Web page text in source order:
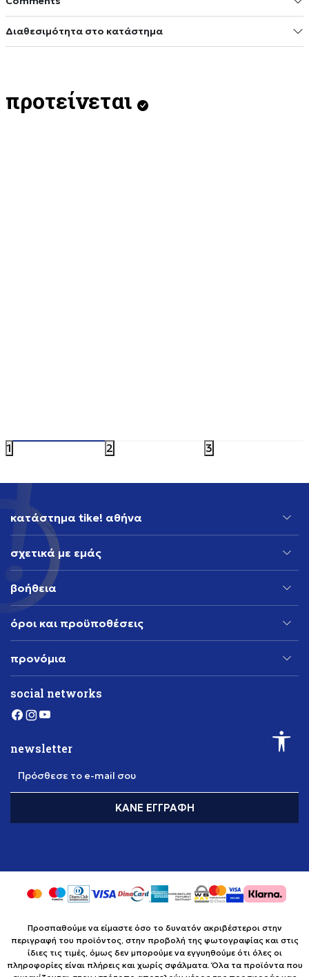
Διαθεσιμότητα στο κατάστημα
προτείνεται
1 2 3
κατάστημα tike! αθήνα
σχετικά με εμάς
βοήθεια
όροι και προϋποθέσεις
προνόμια
social networks
newsletter
Πρόσθεσε το e-mail σου
ΚΆΝΕ ΕΓΓΡΑΦΉ
Προσπαθούμε να είμαστε όσο το δυνατόν ακριβέστεροι στην
περιγραφή του προϊόντος, στην προβολή της φωτογραφίας και στις
ίδιες τις τιμές, όμως δεν μπορούμε να εγγυηθούμε ότι όλες οι
πληροφορίες είναι πλήρεις και χωρίς σφάλματα. Όλα τα προϊόντα που